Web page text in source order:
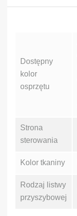
Dostępny
kolor
osprzętu
Strona
sterowania
Kolor tkaniny
Rodzaj listwy
przyszybowej